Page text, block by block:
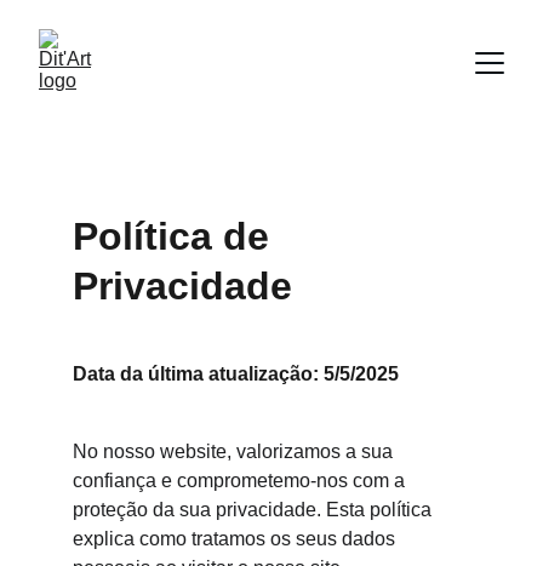
Política de
Privacidade
Data da última atualização: 5/5/2025
No nosso website, valorizamos a sua
confiança e comprometemo-nos com a
proteção da sua privacidade. Esta política
explica como tratamos os seus dados